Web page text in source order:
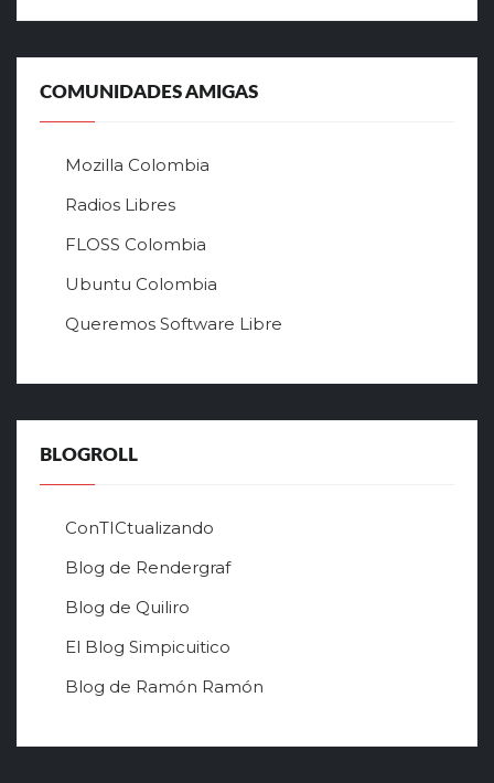
л
ь
й
а
т
л
ч
о
в
о
л
й
н
а
COMUNIDADES AMIGAS
Mozilla Colombia
Radios Libres
FLOSS Colombia
Ubuntu Colombia
Queremos Software Libre
BLOGROLL
ConTICtualizando
Blog de Rendergraf
Blog de Quiliro
El Blog Simpicuitico
Blog de Ramón Ramón